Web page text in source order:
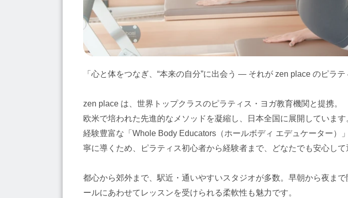
「心と体をつなぎ、“本来の自分”に出会う — それが zen place のピラテ
zen place は、世界トップクラスのピラティス・ヨガ教育機関と提携。
欧米で培われた先進的なメソッドを凝縮し、日本全国に展開しています
経験豊富な「Whole Body Educators（ホールボディ エデュケーター
寧に導くため、ピラティス初心者から経験者まで、どなたでも安心して
都心から郊外まで、駅近・通いやすいスタジオが多数。早朝から夜ま
ールにあわせてレッスンを受けられる柔軟性も魅力です。